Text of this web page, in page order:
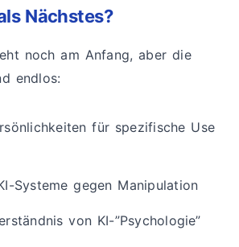
Nächstes?
noch am Anfang, aber die
endlos:
für spezifische Use
Systeme gegen Manipulation
von KI-”Psychologie”